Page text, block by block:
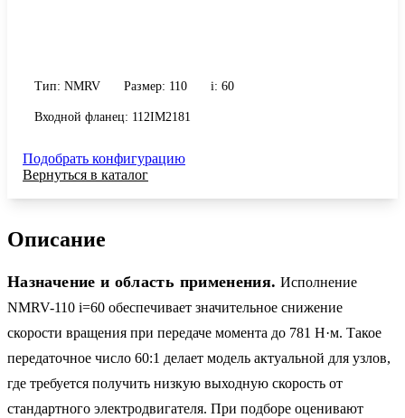
Тип: NMRV Размер: 110 i: 60
Входной фланец: 112IM2181
Подобрать конфигурацию
Вернуться в каталог
Описание
Назначение и область применения. Исполнение
NMRV-110 i=60 обеспечивает значительное снижение
скорости вращения при передаче момента до 781 Н·м. Такое
передаточное число 60:1 делает модель актуальной для узлов,
где требуется получить низкую выходную скорость от
стандартного электродвигателя. При подборе оценивают